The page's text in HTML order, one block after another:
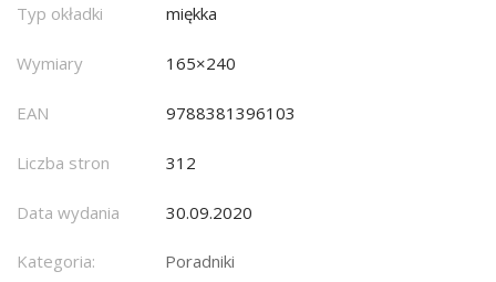
Typ okładki miękka
Wymiary 165×240
EAN 9788381396103
Liczba stron 312
Data wydania 30.09.2020
Kategoria: Poradniki